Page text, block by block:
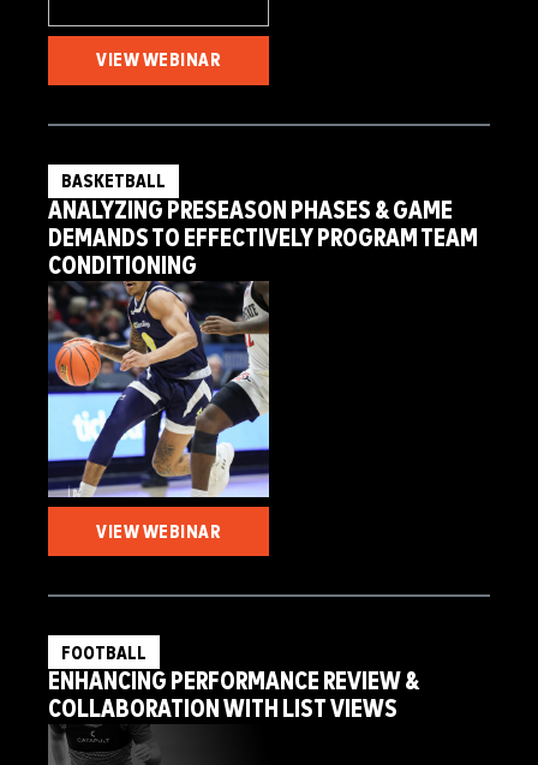
VIEW WEBINAR
BASKETBALL
ANALYZING PRESEASON PHASES & GAME
DEMANDS TO EFFECTIVELY PROGRAM TEAM
CONDITIONING
VIEW WEBINAR
FOOTBALL
ENHANCING PERFORMANCE REVIEW &
COLLABORATION WITH LIST VIEWS